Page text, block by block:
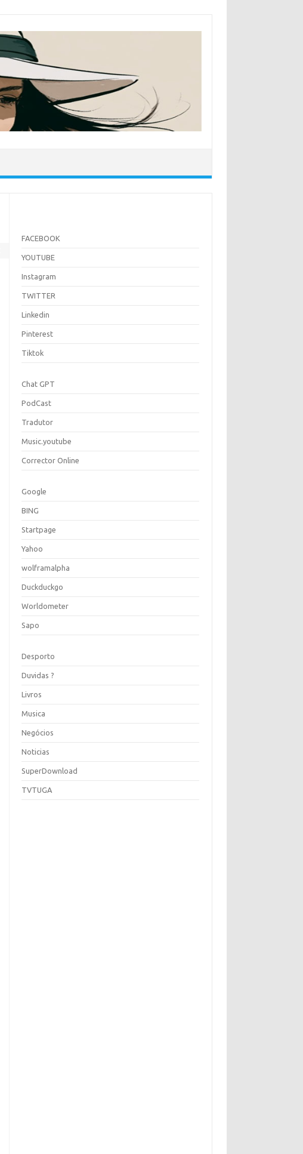
FACEBOOK
YOUTUBE
Instagram
TWITTER
Linkedin
Pinterest
Tiktok
Chat GPT
PodCast
Tradutor
Music.youtube
Corrector Online
Google
BING
Startpage
Yahoo
wolframalpha
Duckduckgo
Worldometer
Sapo
Desporto
Duvidas ?
Livros
Musica
Negócios
Noticias
SuperDownload
TVTUGA